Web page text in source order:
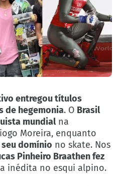
entregou títulos
de hegemonia. O Brasil
mundialna
Moreira, enquanto
domínio no skate. Nos
Pinheiro Braathen fez
inédita no esqui alpino.